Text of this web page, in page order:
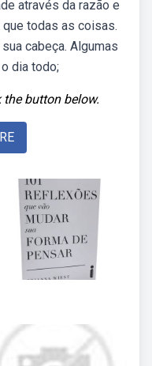
através da razão e
todas as coisas.
cabeça. Algumas
dia todo;
button below.